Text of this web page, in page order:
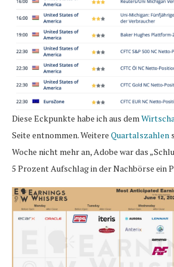
Diese Eckpunkte habe ich aus dem
Seite entnommen. Weitere Quartalszahlen
Woche nicht mehr an, Adobe war das
5 Prozent Aufschlag in der Nachbörse ein